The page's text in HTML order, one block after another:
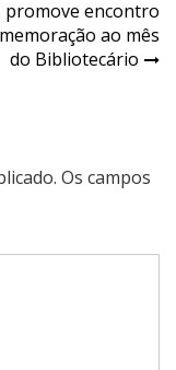
promove encontro
ao mês
do Bibliotecário
Os campos